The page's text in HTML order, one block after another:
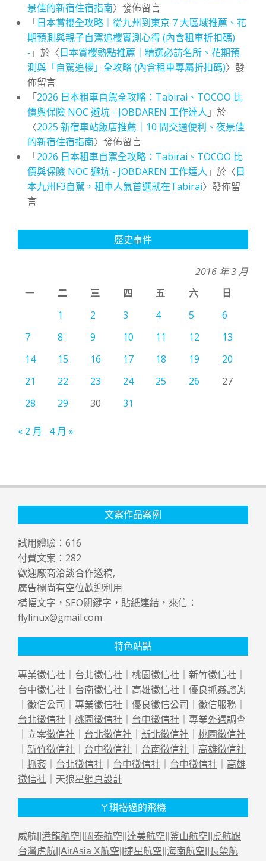
景佳的新宿住宿指南〉發佈留言
「日本賞櫻全攻略｜從九州到東京 7 大區域推薦、花
期預測與親子自駕追櫻實測心得 (內含租車折扣碼)
- 」於〈日本賞櫻熱點推薦｜精選必訪名所、花期預
測與「自駕追櫻」全攻略 (內含租車專屬折扣碼)〉發
佈留言
「2026 日本租車自駕全攻略：Tabirai、TOCOO 比
價與保險 NOC 避坑 - JOBDAREN 工作達人 」於
〈2025 新宿車站飯店推薦｜10 間交通便利、夜景佳
的新宿住宿指南〉發佈留言
「2026 日本租車自駕全攻略：Tabirai、TOCOO 比
價與保險 NOC 避坑 - JOBDAREN 工作達人 」於〈日
本九州F3自駕，租車人氣首選就在Tabirai〉發佈留
言
歷史事件
2016 年 3 月
一
二 三 四 五 六
日
1
2 3 4 5
6
7
8 9 10 11 12
13
14
15 16 17 18 19
20
21
22 23 24 25 26
27
28
29 30 31
« 2 月 4 月 »
文案作品案例
試用體驗： 616
付費文案： 282
歡迎廠商洽談合作邀稿,
廣告欄尚有空位歡迎利用
橫幅文字，SEO關鍵字，貼紙連結，來信：
flylinux@gmail.com
特色站點
專業徵信社 台北徵信社 桃園徵信社 新竹徵信社
台中徵信社
台南徵信社 高雄徵信社 ｜優良抓姦諮詢
徵信公司 ｜專業徵信社 ｜優良徵信公司 徵信服務｜
台北徵信社
桃園徵信社 台中徵信社 ｜專業外遇調查
｜立案徵信社 台北徵信社 新北徵信社
桃園徵信社
新竹徵信社 台中徵信社 台南徵信社
高雄徵信社
抓姦 台北徵信社 台中徵信社 台中徵信社
高雄
徵信社 ｜天狼星網頁設計
ㄚ琪搭過的飛機
威航|| 港龍航空 國泰航空 達美航空 釜山航空
虎航跟
台灣虎航 AirAsia X航空 捷星航空 海南航空 長榮航